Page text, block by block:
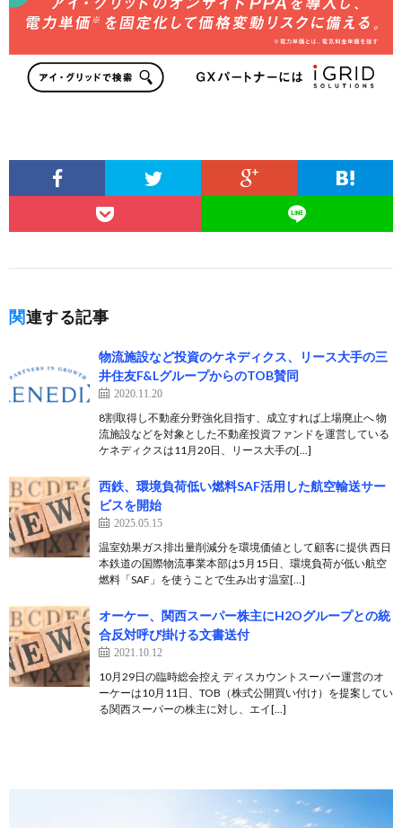
関連する記事
物流施設など投資のケネディクス、リース大手の三
井住友F&LグループからのTOB賛同
2020.11.20
8割取得し不動産分野強化目指す、成立すれば上場廃止へ 物
流施設などを対象とした不動産投資ファンドを運営している
ケネディクスは11月20日、リース大手の[…]
西鉄、環境負荷低い燃料SAF活用した航空輸送サー
ビスを開始
2025.05.15
温室効果ガス排出量削減分を環境価値として顧客に提供 西日
本鉄道の国際物流事業本部は5月15日、環境負荷が低い航空
燃料「SAF」を使うことで生み出す温室[…]
オーケー、関西スーパー株主にH2Oグループとの統
合反対呼び掛ける文書送付
2021.10.12
10月29日の臨時総会控え ディスカウントスーパー運営のオ
ーケーは10月11日、TOB（株式公開買い付け）を提案してい
る関西スーパーの株主に対し、エイ[…]